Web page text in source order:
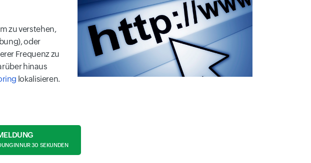
zu verstehen,
oder
Frequenz zu
hinaus
lokalisieren.
IN NUR 30 SEKUNDEN